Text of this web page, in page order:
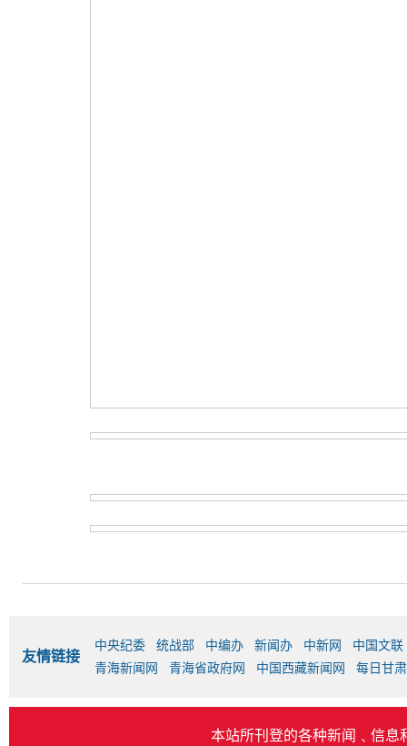
友情链接
中央纪委 统战部 中编办 新闻办 中新网
中国文联
青海新闻网
青海省政府网 中国西藏新闻网 每日甘
本站所刊登的各种新闻﹑信息